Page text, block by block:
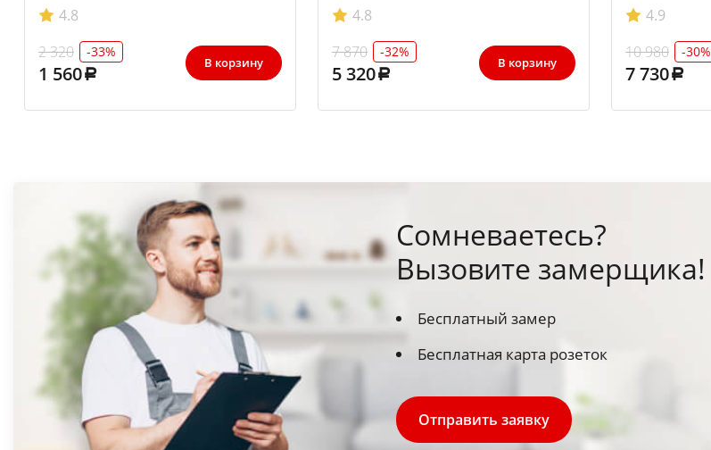
4.8
2 320
-33%
1 560 В корзину
4.8
7 870
-32%
5 320 В корзину
4.9
10 980
-30%
7 730
Сомневаетесь?
Вызовите замерщика!
Бесплатный замер
Бесплатная карта розеток
Отправить заявку